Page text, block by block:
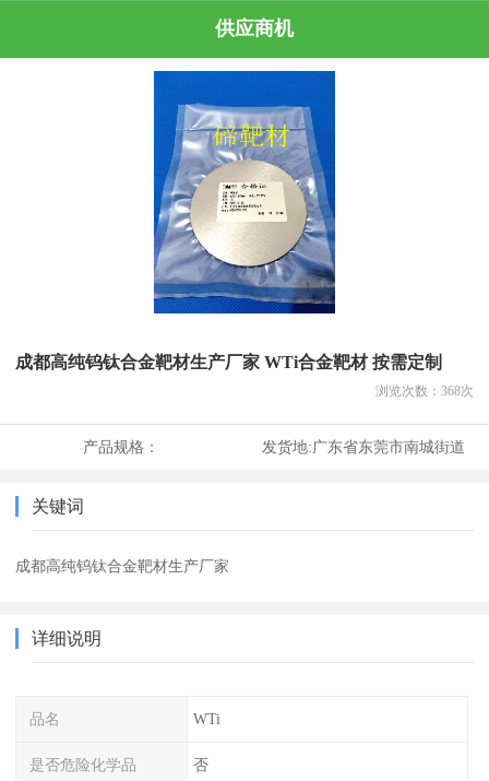
供应商机
成都高纯钨钛合金靶材生产厂家 WTi合金靶材 按需定制
浏览次数： 368次
产品规格： 发货地:广东省东莞市南城街道
关键词
成都高纯钨钛合金靶材生产厂家
详细说明
品名 WTi
是否危险化学品 否